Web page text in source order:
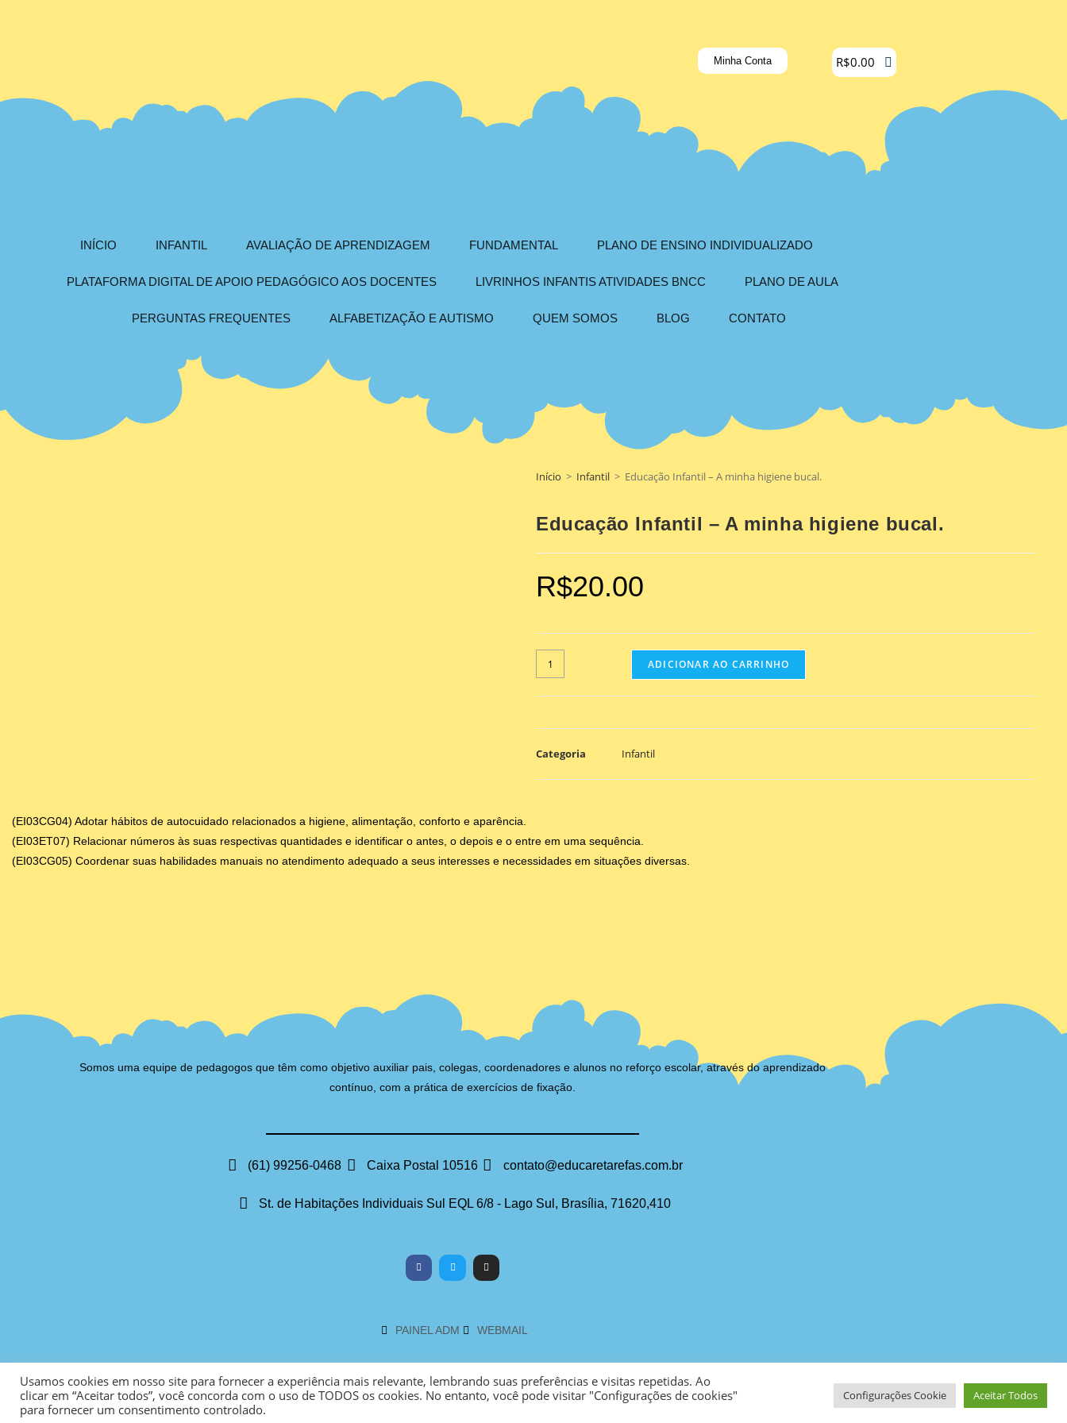
Minha Conta R$0.00
INÍCIO INFANTIL AVALIAÇÃO DE APRENDIZAGEM FUNDAMENTAL PLANO DE ENSINO INDIVIDUALIZADO
PLATAFORMA DIGITAL DE APOIO PEDAGÓGICO AOS DOCENTES LIVRINHOS INFANTIS ATIVIDADES BNCC PLANO DE AULA
PERGUNTAS FREQUENTES ALFABETIZAÇÃO E AUTISMO QUEM SOMOS BLOG CONTATO
Início > Infantil > Educação Infantil – A minha higiene bucal.
Educação Infantil – A minha higiene bucal.
R$20.00
ADICIONAR AO CARRINHO
Categoria Infantil
(EI03CG04) Adotar hábitos de autocuidado relacionados a higiene, alimentação, conforto e aparência.
(EI03ET07) Relacionar números às suas respectivas quantidades e identificar o antes, o depois e o entre em uma sequência.
(EI03CG05) Coordenar suas habilidades manuais no atendimento adequado a seus interesses e necessidades em situações diversas.
Somos uma equipe de pedagogos que têm como objetivo auxiliar pais, colegas, coordenadores e alunos no reforço escolar, através do aprendizado
contínuo, com a prática de exercícios de fixação.
(61) 99256-0468 Caixa Postal 10516 contato@educaretarefas.com.br
St. de Habitações Individuais Sul EQL 6/8 - Lago Sul, Brasília, 71620,410
PAINEL ADM WEBMAIL
Usamos cookies em nosso site para fornecer a experiência mais relevante, lembrando suas preferências e visitas repetidas. Ao
clicar em “Aceitar todos”, você concorda com o uso de TODOS os cookies. No entanto, você pode visitar "Configurações de cookies"
para fornecer um consentimento controlado.
Configurações Cookie Aceitar Todos